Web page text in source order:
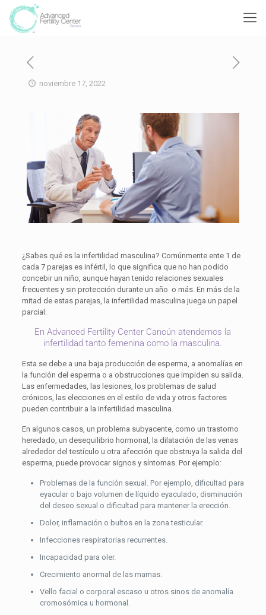
noviembre 17, 2022
¿Sabes qué es la infertilidad masculina? Comúnmente ente 1 de
cada 7 parejas es infértil, lo que significa que no han podido
concebir un niño, aunque hayan tenido relaciones sexuales
frecuentes y sin protección durante un año o más. En más de la
mitad de estas parejas, la infertilidad masculina juega un papel
parcial.
En Advanced Fertility Center Cancún atendemos la
infertilidad tanto femenina como la masculina.
Esta se debe a una baja producción de esperma, a anomalías en
la función del esperma o a obstrucciones que impiden su salida.
Las enfermedades, las lesiones, los problemas de salud
crónicos, las elecciones en el estilo de vida y otros factores
pueden contribuir a la infertilidad masculina.
En algunos casos, un problema subyacente, como un trastorno
heredado, un desequilibrio hormonal, la dilatación de las venas
alrededor del testículo u otra afección que obstruya la salida del
esperma, puede provocar signos y síntomas. Por ejemplo:
Problemas de la función sexual. Por ejemplo, dificultad para
eyacular o bajo volumen de líquido eyaculado, disminución
del deseo sexual o dificultad para mantener la erección.
Dolor, inflamación o bultos en la zona testicular.
Infecciones respiratorias recurrentes.
Incapacidad para oler.
Crecimiento anormal de las mamas.
Vello facial o corporal escaso u otros sinos de anomalía
cromosómica u hormonal.